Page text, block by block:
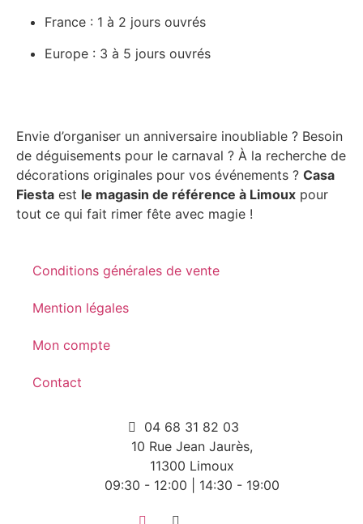
France : 1 à 2 jours ouvrés
Europe : 3 à 5 jours ouvrés
Envie d’organiser un anniversaire inoubliable ? Besoin
de déguisements pour le carnaval ? À la recherche de
décorations originales pour vos événements ? Casa
Fiesta est le magasin de référence à Limoux pour
tout ce qui fait rimer fête avec magie !
Conditions générales de vente
Mention légales
Mon compte
Contact
04 68 31 82 03
10 Rue Jean Jaurès,
11300 Limoux
09:30 - 12:00 | 14:30 - 19:00